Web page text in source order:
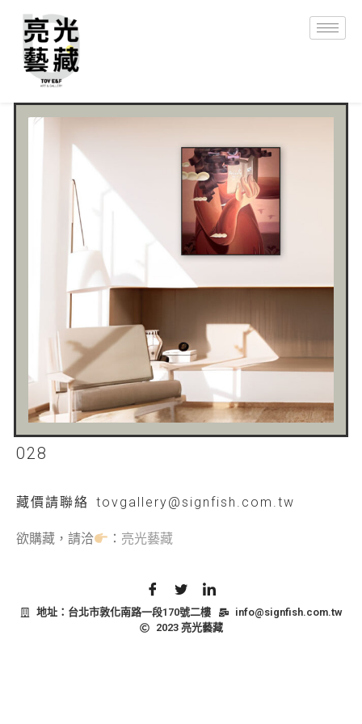
028
藏價請聯絡 tovgallery@signfish.com.tw
欲購藏，請洽 ： 亮光藝藏
地址：台北市敦化南路一段170號二樓
info@signfish.com.tw
2023 亮光藝藏